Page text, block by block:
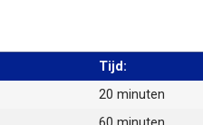
Tijd:
20 minuten